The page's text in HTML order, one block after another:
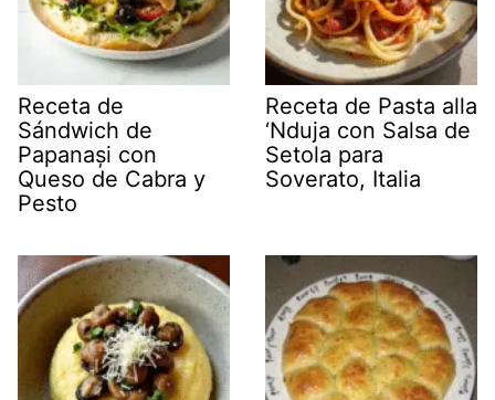
Receta de
Sándwich de
Papanași con
Queso de Cabra y
Pesto
Receta de Pasta alla
‘Nduja con Salsa de
Setola para
Soverato, Italia